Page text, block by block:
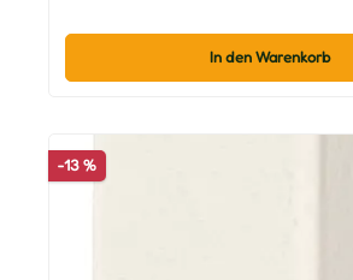
In den Warenkorb
-13 %